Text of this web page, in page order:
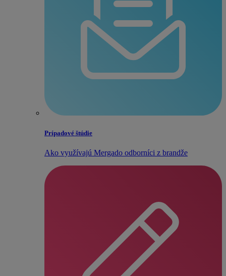
Prípadové štúdie
Ako využívajú Mergado odborníci z brandže